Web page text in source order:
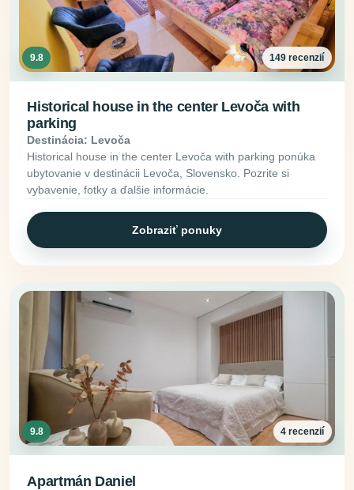
9.8 149 recenzií
Historical house in the center Levoča with
parking
Destinácia: Levoča
Historical house in the center Levoča with parking ponúka
ubytovanie v destinácii Levoča, Slovensko. Pozrite si
vybavenie, fotky a ďalšie informácie.
Zobraziť ponuky
9.8 4 recenzií
Apartmán Daniel